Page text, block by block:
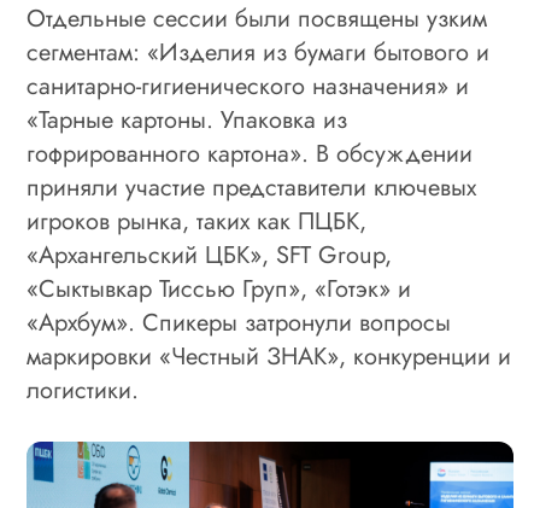
Отдельные сессии были посвящены узким
сегментам: «Изделия из бумаги бытового и
санитарно-гигиенического назначения» и
«Тарные картоны. Упаковка из
гофрированного картона». В обсуждении
приняли участие представители ключевых
игроков рынка, таких как ПЦБК,
«Архангельский ЦБК», SFT Group,
«Сыктывкар Тиссью Груп», «Готэк» и
«Архбум». Спикеры затронули вопросы
маркировки «Честный ЗНАК», конкуренции и
логистики.